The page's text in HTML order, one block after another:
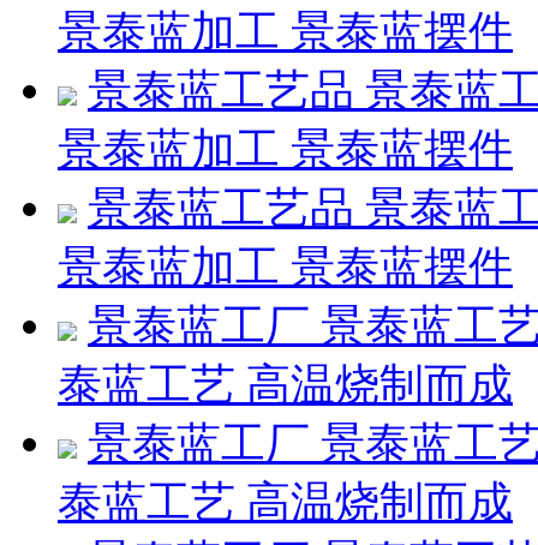
景泰蓝加工 景泰蓝摆件
景泰蓝工艺品 景泰蓝
景泰蓝加工 景泰蓝摆件
景泰蓝工艺品 景泰蓝
景泰蓝加工 景泰蓝摆件
景泰蓝工厂 景泰蓝工
泰蓝工艺 高温烧制而成
景泰蓝工厂 景泰蓝工
泰蓝工艺 高温烧制而成